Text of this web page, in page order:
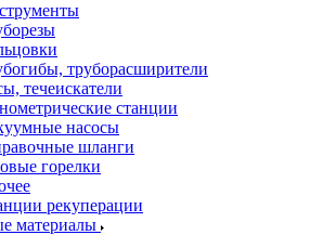
труборасширители
течеискатели
станции
насосы
шланги
горелки
рекуперации
материалы